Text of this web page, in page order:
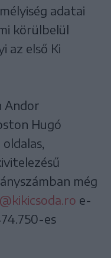
adatai
körülbelül
az első Ki
Andor
Hugó
még
e-
es